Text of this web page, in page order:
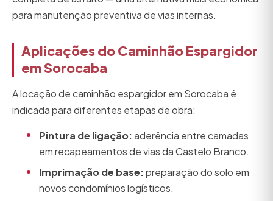
para manutenção preventiva de vias internas.
Aplicações do Caminhão Espargidor
em Sorocaba
A locação de caminhão espargidor em Sorocaba é
indicada para diferentes etapas de obra:
Pintura de ligação:aderência entre camadas
em recapeamentos de vias da Castelo Branco.
Imprimação de base:preparação do solo em
novos condomínios logísticos.